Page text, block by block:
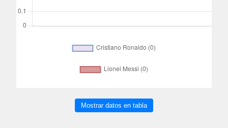
Mostrar datos en tabla